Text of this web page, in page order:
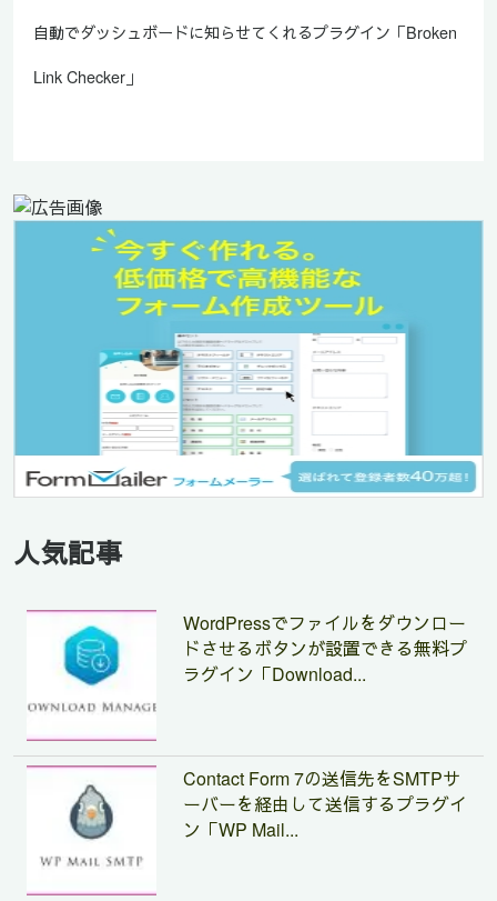
自動でダッシュボードに知らせてくれるプラグイン「Broken
Link Checker」
人気記事
WordPressでファイルをダウンロー
ドさせるボタンが設置できる無料プ
ラグイン「Download...
Contact Form 7の送信先をSMTPサ
ーバーを経由して送信するプラグイ
ン「WP Mail...